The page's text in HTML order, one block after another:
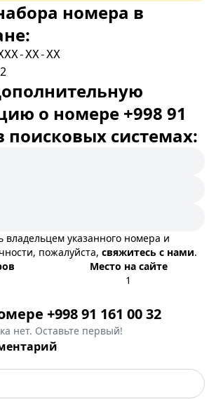
номера в
XX-XX
о номере +998 91
поисковых системах:
владельцем указанного номера и
пожалуйста, свяжитесь с нами.
Место на сайте
1
+998 91 161 00 32
нет. Оставьте первый!